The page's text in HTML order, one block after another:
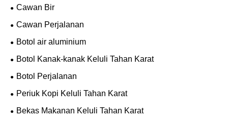
Cawan Bir
Cawan Perjalanan
Botol air aluminium
Botol Kanak-kanak Keluli Tahan Karat
Botol Perjalanan
Periuk Kopi Keluli Tahan Karat
Bekas Makanan Keluli Tahan Karat